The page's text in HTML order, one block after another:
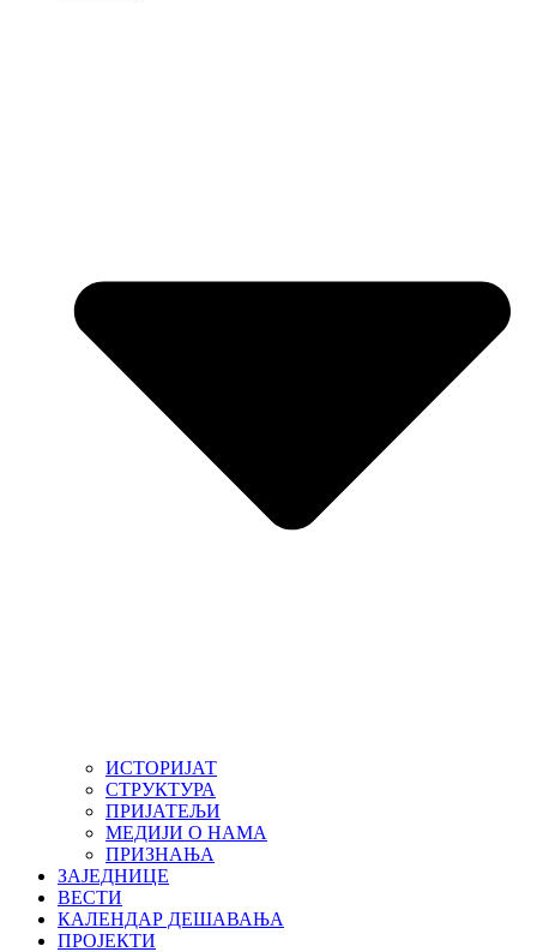
ИСТОРИЈАТ
СТРУКТУРА
ПРИЈАТЕЉИ
МЕДИЈИ О НАМА
ПРИЗНАЊА
ЗАЈЕДНИЦЕ
ВЕСТИ
КАЛЕНДАР ДЕШАВАЊА
ПРОЈЕКТИ